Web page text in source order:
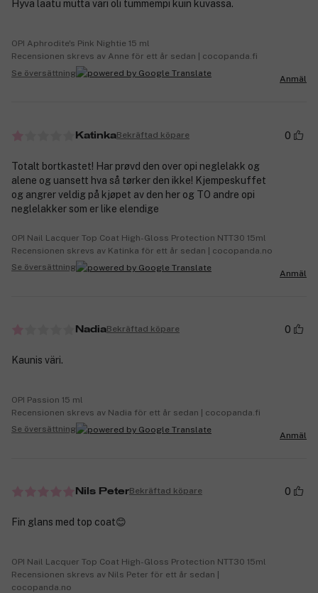
Hyvä laatu mutta väri oli tummempi kuin kuvassa.
OPI Aphrodite's Pink Nightie 15 ml
Recensionen skrevs av Anne för ett år sedan | cocopanda.fi
Se översättning
Anmäl
KatinkaBekräftad köpare 0
Totalt bortkastet! Har prøvd den over opi neglelakk og
alene og uansett hva så tørker den ikke! Kjempeskuffet
og angrer veldig på kjøpet av den her og TO andre opi
neglelakker som er like elendige
OPI Nail Lacquer Top Coat High-Gloss Protection NTT30 15ml
Recensionen skrevs av Katinka för ett år sedan | cocopanda.no
Se översättning
Anmäl
NadiaBekräftad köpare 0
Kaunis väri.
OPI Passion 15 ml
Recensionen skrevs av Nadia för ett år sedan | cocopanda.fi
Se översättning
Anmäl
Nils PeterBekräftad köpare 0
Fin glans med top coat😊
OPI Nail Lacquer Top Coat High-Gloss Protection NTT30 15ml
Recensionen skrevs av Nils Peter för ett år sedan |
cocopanda.no